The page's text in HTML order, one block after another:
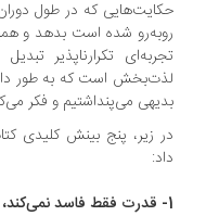
که در طول دوران
شده است بدهد و همین
تکرارناپذیر تبدیل
است که به طور دائم عقل
می‌پنداشتیم و فکر می‌کردیم
زیر، پنج بینش کلیدی کتاب